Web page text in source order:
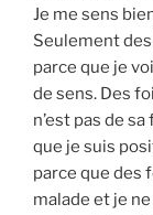
Je me sens
Seule­ment
parce que je
de sens. Des
n’est pas de
que je suis
parce que des
malade et je